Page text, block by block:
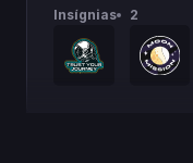
Insígnias 2